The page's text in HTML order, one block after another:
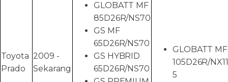
Toyota
Prado
2009 -
Sekarang
GLOBATT MF
85D26R/NS70
GS MF
65D26R/NS70
GS HYBRID
65D26R/NS70
GLOBATT MF
105D26R/
5